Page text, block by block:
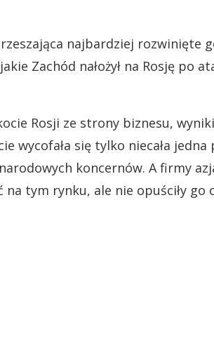
najbardziej rozwinięte
Zachód nałożył na Rosję po
Rosji ze strony biznesu,
wycofała się tylko niecała jedna
koncernów. A firmy
na tym rynku, ale nie opuściły go